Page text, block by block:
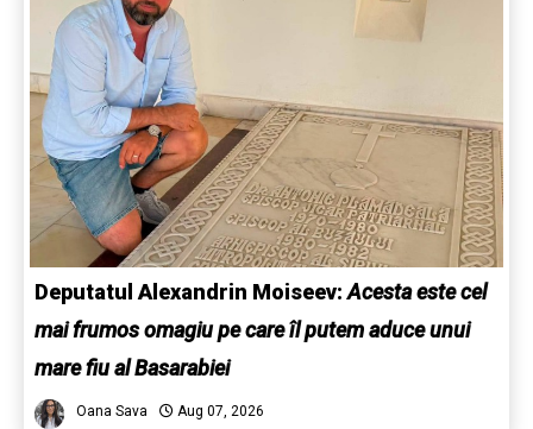
Deputatul Alexandrin Moiseev:Acesta este cel
mai frumos omagiu pe care îl putem aduce unui
mare fiu al Basarabiei
Oana Sava Aug 07, 2026